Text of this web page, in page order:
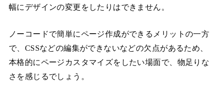
幅にデザインの変更をしたりはできません。
ノーコードで簡単にページ作成ができるメリットの一方
で、CSSなどの編集ができないなどの欠点があるため、
本格的にページカスタマイズをしたい場面で、物足りな
さを感じるでしょう。